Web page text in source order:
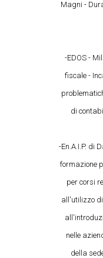
Magni -
-EDOS -
fiscale -
di
-En.A.I.P. di
formazione
per corsi
all'utilizzo
nelle
della